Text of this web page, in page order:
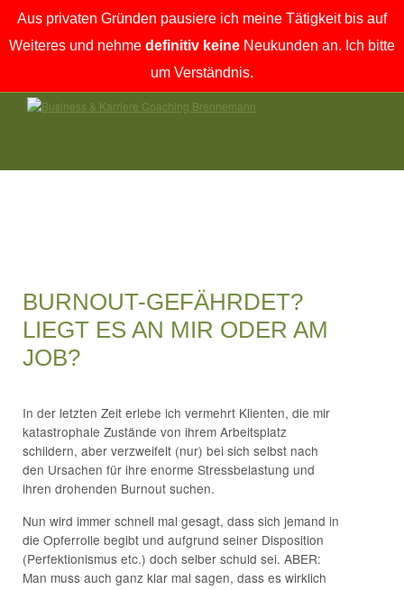
Aus privaten Gründen pausiere ich meine Tätigkeit bis auf
Weiteres und nehme definitiv keine Neukunden an. Ich bitte
um Verständnis.
BURNOUT-GEFÄHRDET?
LIEGT ES AN MIR ODER AM
JOB?
In der letzten Zeit erlebe ich vermehrt Klienten, die mir
katastrophale Zustände von ihrem Arbeitsplatz
schildern, aber verzweifelt (nur) bei sich selbst nach
den Ursachen für ihre enorme Stressbelastung und
ihren drohenden Burnout suchen.
Nun wird immer schnell mal gesagt, dass sich jemand in
die Opferrolle begibt und aufgrund seiner Disposition
(Perfektionismus etc.) doch selber schuld sei. ABER:
Man muss auch ganz klar mal sagen, dass es wirklich